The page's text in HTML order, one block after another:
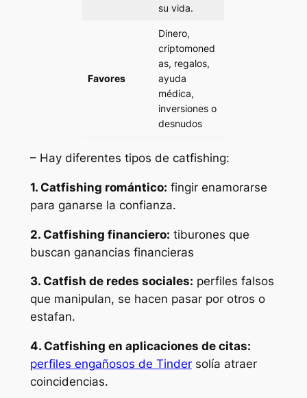
su vida.
Favores
Dinero,
criptomoned
as, regalos,
ayuda
médica,
inversiones o
desnudos
– Hay diferentes tipos de catfishing:
1. Catfishing romántico: fingir enamorarse
para ganarse la confianza.
2. Catfishing financiero: tiburones que
buscan ganancias financieras
3. Catfish de redes sociales: perfiles falsos
que manipulan, se hacen pasar por otros o
estafan.
4. Catfishing en aplicaciones de citas:
perfiles engañosos de Tindersolía atraer
coincidencias.